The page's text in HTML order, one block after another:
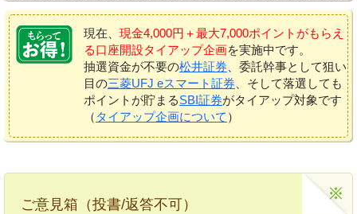
現在、 現金4,000円＋最大7,000ポイントがもらえ
る口座開設タイアップ企画を実施中です。
抽選資金が不要の松井証券 、委託幹事として狙い
目の三菱UFJ eスマート証券 、そして落選しても
ポイントが貯まるSBI証券がタイアップ対象です
（ タイアップ企画について ）
ご意見箱（投書/返答不可）